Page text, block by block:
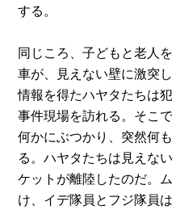
する。
同じころ、子どもと老人
車が、見えない壁に激突
情報を得たハヤタたちは
事件現場を訪れる。そこ
何かにぶつかり、突然何
る。ハヤタたちは見えな
ケットが離陸したのだ。
け、イデ隊員とフジ隊員